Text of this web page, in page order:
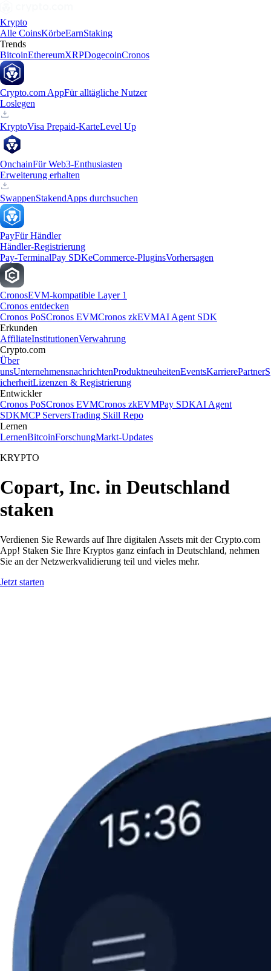
Krypto
Alle CoinsKörbeEarnStaking
Trends
BitcoinEthereumXRPDogecoinCronos
Crypto.com AppFür alltägliche Nutzer
Loslegen
KryptoVisa Prepaid-KarteLevel Up
OnchainFür Web3-Enthusiasten
Erweiterung erhalten
SwappenStakendApps durchsuchen
PayFür Händler
Händler-Registrierung
Pay-TerminalPay SDKeCommerce-PluginsVorhersagen
CronosEVM-kompatible Layer 1
Cronos entdecken
Cronos PoSCronos EVMCronos zkEVMAI Agent SDK
Erkunden
AffiliateInstitutionenVerwahrung
Crypto.com
Über
unsUnternehmensnachrichtenProduktneuheitenEventsKarrierePartnerS
icherheitLizenzen & Registrierung
Entwickler
Cronos PoSCronos EVMCronos zkEVMPay SDKAI Agent
SDKMCP ServersTrading Skill Repo
Lernen
LernenBitcoinForschungMarkt-Updates
KRYPTO
Copart, Inc. in Deutschland
staken
Verdienen Sie Rewards auf Ihre digitalen Assets mit der Crypto.com
App! Staken Sie Ihre Kryptos ganz einfach in Deutschland, nehmen
Sie an der Netzwerkvalidierung teil und vieles mehr.
Jetzt starten